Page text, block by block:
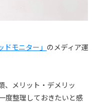
モニター」 のメディア運
、メリット・デメリッ
度整理しておきたいと感